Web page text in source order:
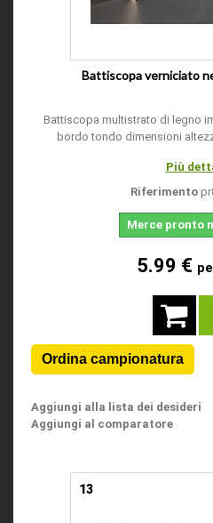
Battiscopa verniciato
Battiscopa multistrato di legno
bordo tondo dimensioni
Più
Riferimento
Merce pronto
5.99 €
Aggiungi alla lista dei desideri
Aggiungi al comparatore
13